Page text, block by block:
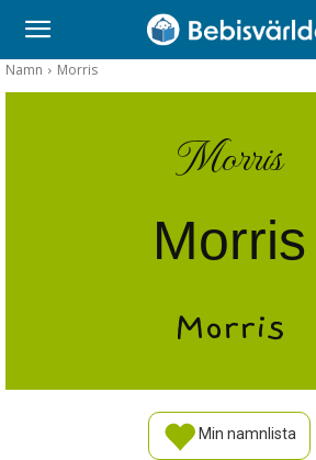
Namn Morris
Morris
Morris
Morris
Min namnlista